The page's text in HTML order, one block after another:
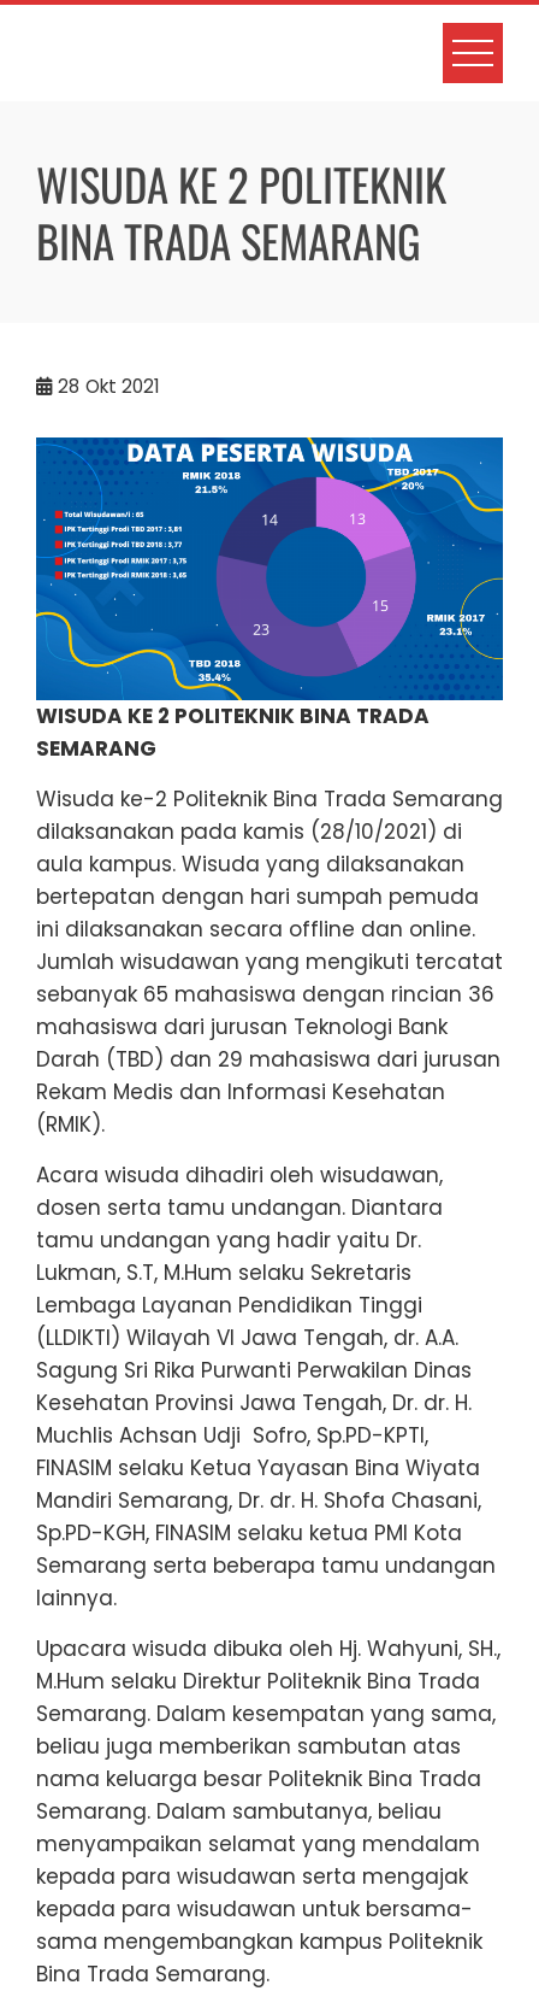
Skip
WISUDA KE 2 POLITEKNIK
BINA TRADA SEMARANG
28 Okt 2021
WISUDA KE 2 POLITEKNIK BINA TRADA
SEMARANG
Wisuda ke-2 Politeknik Bina Trada Semarang
dilaksanakan pada kamis (28/10/2021) di
aula kampus. Wisuda yang dilaksanakan
bertepatan dengan hari sumpah pemuda
ini dilaksanakan secara offline dan online.
Jumlah wisudawan yang mengikuti tercatat
sebanyak 65 mahasiswa dengan rincian 36
mahasiswa dari jurusan Teknologi Bank
Darah (TBD) dan 29 mahasiswa dari jurusan
Rekam Medis dan Informasi Kesehatan
(RMIK).
Acara wisuda dihadiri oleh wisudawan,
dosen serta tamu undangan. Diantara
tamu undangan yang hadir yaitu Dr.
Lukman, S.T, M.Hum selaku Sekretaris
Lembaga Layanan Pendidikan Tinggi
(LLDIKTI) Wilayah VI Jawa Tengah, dr. A.A.
Sagung Sri Rika Purwanti Perwakilan Dinas
Kesehatan Provinsi Jawa Tengah, Dr. dr. H.
Muchlis Achsan Udji Sofro, Sp.PD-KPTI,
FINASIM selaku Ketua Yayasan Bina Wiyata
Mandiri Semarang, Dr. dr. H. Shofa Chasani,
Sp.PD-KGH, FINASIM selaku ketua PMI Kota
Semarang serta beberapa tamu undangan
lainnya.
Upacara wisuda dibuka oleh Hj. Wahyuni, SH.,
M.Hum selaku Direktur Politeknik Bina Trada
Semarang. Dalam kesempatan yang sama,
beliau juga memberikan sambutan atas
nama keluarga besar Politeknik Bina Trada
Semarang. Dalam sambutanya, beliau
menyampaikan selamat yang mendalam
kepada para wisudawan serta mengajak
kepada para wisudawan untuk bersama-
sama mengembangkan kampus Politeknik
Bina Trada Semarang.